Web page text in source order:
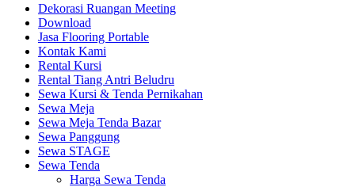
Dekorasi Ruangan Meeting
Download
Jasa Flooring Portable
Kontak Kami
Rental Kursi
Rental Tiang Antri Beludru
Sewa Kursi & Tenda Pernikahan
Sewa Meja
Sewa Meja Tenda Bazar
Sewa Panggung
Sewa STAGE
Sewa Tenda
Harga Sewa Tenda